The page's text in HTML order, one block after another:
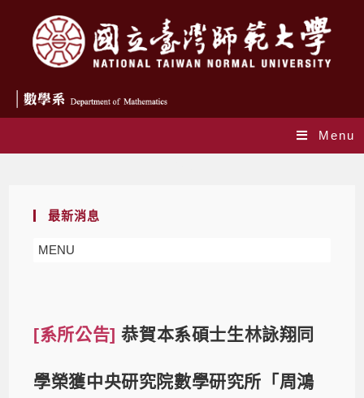
Menu
最新消息
MENU
[系所公告]恭賀本系碩士生林詠翔同
學榮獲中央研究院數學研究所「周鴻